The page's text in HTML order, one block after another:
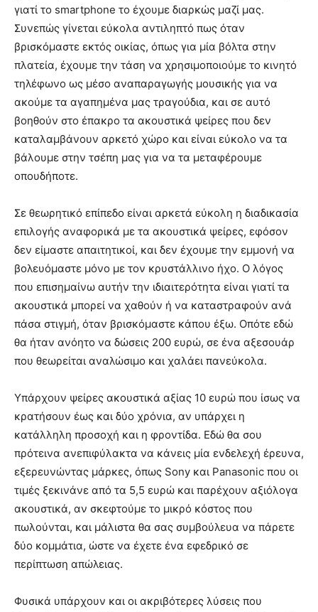
γιατί το smartphone το έχουμε διαρκώς μαζί μας.
Συνεπώς γίνεται εύκολα αντιληπτό πως όταν
βρισκόμαστε εκτός οικίας, όπως για μία βόλτα στην
πλατεία, έχουμε την τάση να χρησιμοποιούμε το κινητό
τηλέφωνο ως μέσο αναπαραγωγής μουσικής για να
ακούμε τα αγαπημένα μας τραγούδια, και σε αυτό
βοηθούν στο έπακρο τα ακουστικά ψείρες που δεν
καταλαμβάνουν αρκετό χώρο και είναι εύκολο να τα
βάλουμε στην τσέπη μας για να τα μεταφέρουμε
οπουδήποτε.
Σε θεωρητικό επίπεδο είναι αρκετά εύκολη η διαδικασία
επιλογής αναφορικά με τα ακουστικά ψείρες, εφόσον
δεν είμαστε απαιτητικοί, και δεν έχουμε την εμμονή να
βολευόμαστε μόνο με τον κρυστάλλινο ήχο. Ο λόγος
που επισημαίνω αυτήν την ιδιαιτερότητα είναι γιατί τα
ακουστικά μπορεί να χαθούν ή να καταστραφούν ανά
πάσα στιγμή, όταν βρισκόμαστε κάπου έξω. Οπότε εδώ
θα ήταν ανόητο να δώσεις 200 ευρώ, σε ένα αξεσουάρ
που θεωρείται αναλώσιμο και χαλάει πανεύκολα.
Υπάρχουν ψείρες ακουστικά αξίας 10 ευρώ που ίσως να
κρατήσουν έως και δύο χρόνια, αν υπάρχει η
κατάλληλη προσοχή και η φροντίδα. Εδώ θα σου
πρότεινα ανεπιφύλακτα να κάνεις μία ενδελεχή έρευνα,
εξερευνώντας μάρκες, όπως Sony και Panasonic που οι
τιμές ξεκινάνε από τα 5,5 ευρώ και παρέχουν αξιόλογα
ακουστικά, αν σκεφτούμε το μικρό κόστος που
πωλούνται, και μάλιστα θα σας συμβούλευα να πάρετε
δύο κομμάτια, ώστε να έχετε ένα εφεδρικό σε
περίπτωση απώλειας.
Φυσικά υπάρχουν και οι ακριβότερες λύσεις που